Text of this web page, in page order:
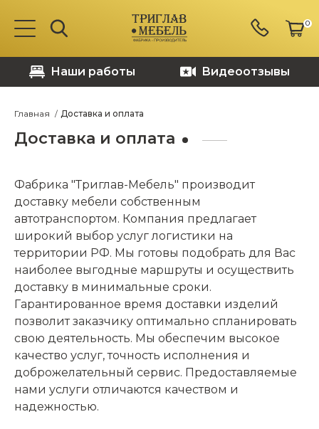
0
Наши работы Видеоотзывы
Главная Доставка и оплата
Доставка и оплата
Фабрика "Триглав-Мебель" производит
доставку мебели собственным
автотранспортом. Компания предлагает
широкий выбор услуг логистики на
территории РФ. Мы готовы подобрать для Вас
наиболее выгодные маршруты и осуществить
доставку в минимальные сроки.
Гарантированное время доставки изделий
позволит заказчику оптимально спланировать
свою деятельность. Мы обеспечим высокое
качество услуг, точность исполнения и
доброжелательный сервис. Предоставляемые
нами услуги отличаются качеством и
надежностью.